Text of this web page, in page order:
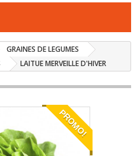
GRAINES DE LEGUMES
LAITUE MERVEILLE D'HIVER
PROMO!